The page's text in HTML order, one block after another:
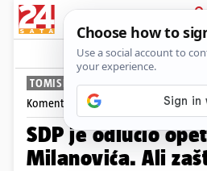
News
TOMISLAV KLAUŠKI
Komentira Tomislav Klauški
SDP je odlučio
Milanovića. Ali